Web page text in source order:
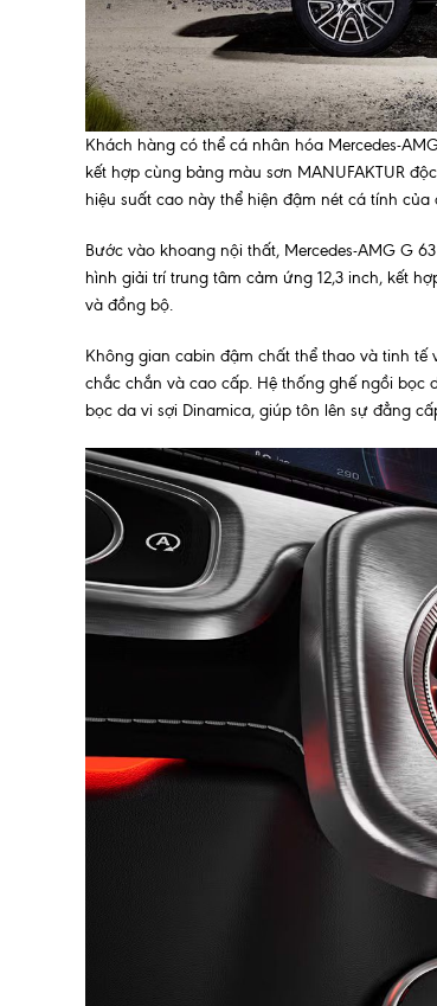
Khách hàng có thể cá nhân hóa Mercedes-
kết hợp cùng bảng màu sơn MANUFAKTUR
hiệu suất cao này thể hiện đậm nét cá tính của
Bước vào khoang nội thất, Mercedes-AMG G
hình giải trí trung tâm cảm ứng 12,3 inch, kết
và đồng bộ.
Không gian cabin đậm chất thể thao và tinh tế
chắc chắn và cao cấp. Hệ thống ghế ngồi
bọc da vi sợi Dinamica, giúp tôn lên sự đẳng